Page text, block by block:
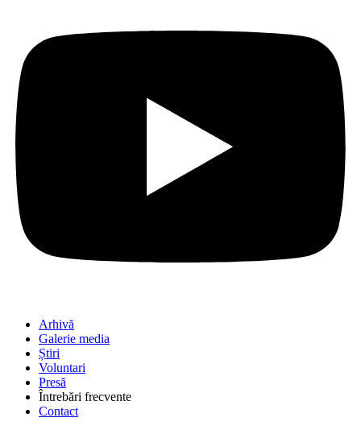
Arhivă
Galerie media
Știri
Voluntari
Presă
Întrebări frecvente
Contact